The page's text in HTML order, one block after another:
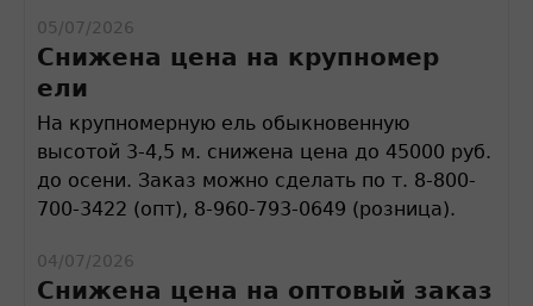
05/07/2026
Снижена цена на крупномер
ели
На крупномерную ель обыкновенную
высотой 3-4,5 м. снижена цена до 45000 руб.
до осени. Заказ можно сделать по т. 8-800-
700-3422 (опт), 8-960-793-0649 (розница).
04/07/2026
Снижена цена на оптовый заказ